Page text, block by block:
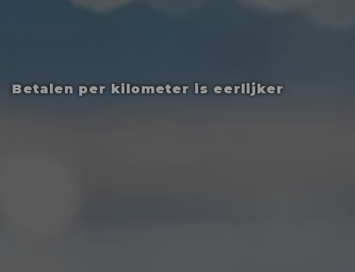
Betalen per kilometer is eerlijker